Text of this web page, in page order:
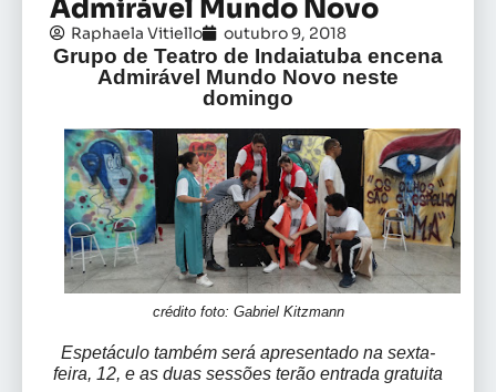
Admirável Mundo Novo
Raphaela Vitiello outubro 9, 2018
Grupo de Teatro de Indaiatuba encena
Admirável Mundo Novo neste
domingo
crédito foto: Gabriel Kitzmann
Espetáculo também será apresentado na sexta-
feira, 12, e as duas sessões terão entrada gratuita